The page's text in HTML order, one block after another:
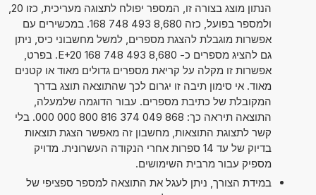
ולמספר בפועל, כזה 8,680 493 748 168. במכשירים עם
אפשרות מוגבלת להצגת מספרים, למשל מחשבוני כיס, ניתן
גם להציג מספרים כ- 8,680 493 748 168 E+20. בפרט,
אפשרות זו מקלה על קריאת מספרים גדולים מאוד או קטנים
מאוד. אי סימון תיבה זו יגרום לכך שהתוצאה תוצג בדרך
המקובלת של כתיבת מספרים. עבור הדוגמה שלמעלה,
התוצאה תיראה כך: 868 049 374 816 800 000 000. בלי
קשר לתצוגת התוצאות, מחשבון זה מאפשר הצגת תוצאות
בדיוק של עד 14 ספרות אחרי הנקודה העשרונית. מדויק
מספיק עבור מרבית השימושים.
במידת הצורך, ניתן לעגל את התוצאה למספר ספציפי של